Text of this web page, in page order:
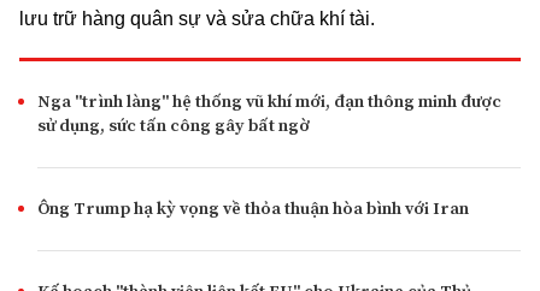
lưu trữ hàng quân sự và sửa chữa khí tài.
Nga "trình làng" hệ thống vũ khí mới, đạn thông minh được
sử dụng, sức tấn công gây bất ngờ
Ông Trump hạ kỳ vọng về thỏa thuận hòa bình với Iran